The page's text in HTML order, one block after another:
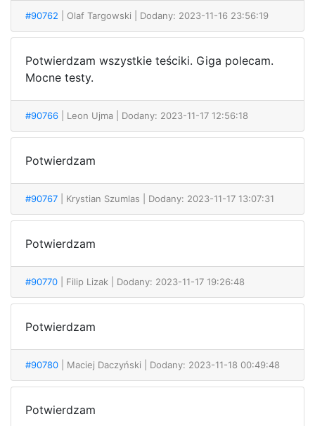
#90762 | Olaf Targowski | Dodany: 2023-11-16 23:56:19
Potwierdzam wszystkie teściki. Giga polecam.
Mocne testy.
#90766 | Leon Ujma | Dodany: 2023-11-17 12:56:18
Potwierdzam
#90767 | Krystian Szumlas | Dodany: 2023-11-17 13:07:31
Potwierdzam
#90770 | Filip Lizak | Dodany: 2023-11-17 19:26:48
Potwierdzam
#90780 | Maciej Daczyński | Dodany: 2023-11-18 00:49:48
Potwierdzam